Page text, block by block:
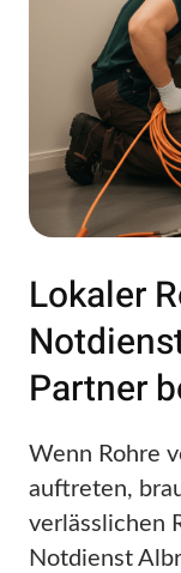
Lokaler
Partner
Wenn Rohre
auftreten,
verlässlichen
Notdienst